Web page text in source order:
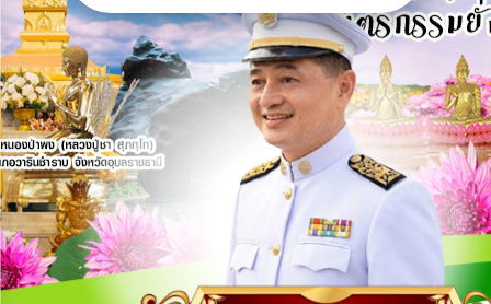
ข่าว
ประชาสัมพันธ์
การ
เปิด
เผย
ข้อมูล
สาธารณะ
OIT
การ
ปฏิสัมพันธ์